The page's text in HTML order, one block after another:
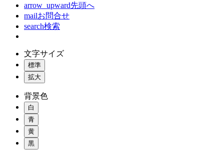
arrow_upward先頭へ
mailお問合せ
search検索
文字サイズ
標準
拡大
背景色
白
青
黄
黒